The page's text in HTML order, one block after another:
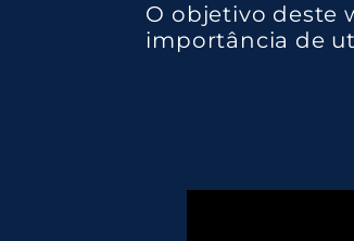
O objetivo deste
importância de